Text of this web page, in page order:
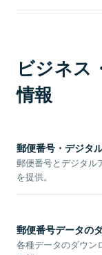
ビジネス
情報
郵便番号・デジタ
郵便番号とデジタル
を提供。
郵便番号データの
各種データのダウン